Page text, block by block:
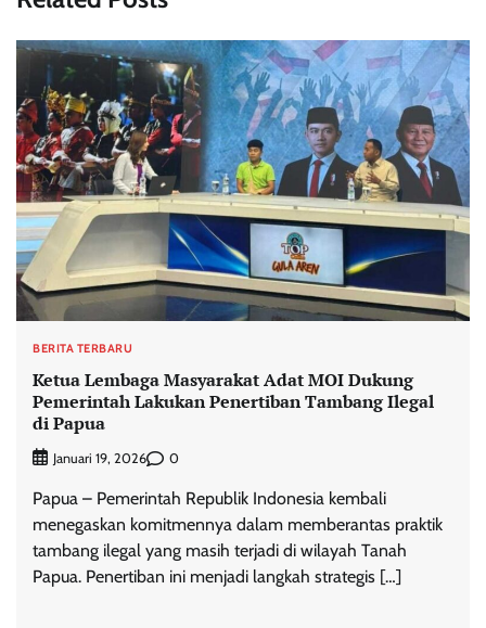
BERITA TERBARU
Ketua Lembaga Masyarakat Adat MOI Dukung
Pemerintah Lakukan Penertiban Tambang Ilegal
di Papua
Januari 19, 2026 0
Papua – Pemerintah Republik Indonesia kembali
menegaskan komitmennya dalam memberantas praktik
tambang ilegal yang masih terjadi di wilayah Tanah
Papua. Penertiban ini menjadi langkah strategis […]